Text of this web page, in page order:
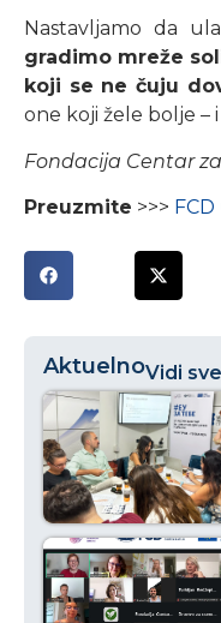
Nastavljamo da
gradimo mreže
koji se ne čuju
one koji žele bolje –
Fondacija Centar
Preuzmite >>>
AktuelnoVidi sve